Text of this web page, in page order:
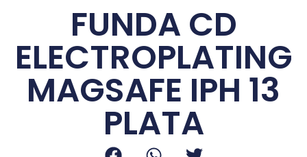
FUNDA CD
ELECTROPLATING
MAGSAFE IPH 13
PLATA